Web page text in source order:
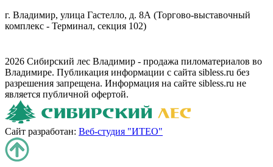
г. Владимир, улица Гастелло, д. 8А (Торгово-выставочный
комплекс - Терминал, секция 102)
2026 Сибирский лес Владимир - продажа пиломатериалов во
Владимире. Публикация информации с сайта sibless.ru без
разрешения запрещена. Информация на сайте sibless.ru не
является публичной офертой.
Сайт разработан: Веб-студия "ИТЕО"